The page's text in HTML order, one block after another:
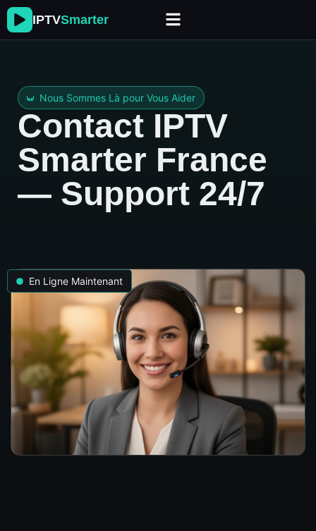
Skip
to
content
IPTVSmarter
Nous Sommes Là pour Vous Aider
Contact IPTV
Smarter France
— Support 24/7
En Ligne Maintenant